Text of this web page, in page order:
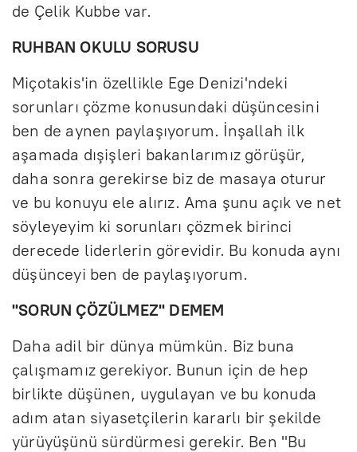
de Çelik Kubbe var.
RUHBAN OKULU SORUSU
Miçotakis'in özellikle Ege Denizi'ndeki
sorunları çözme konusundaki düşüncesini
ben de aynen paylaşıyorum. İnşallah ilk
aşamada dışişleri bakanlarımız görüşür,
daha sonra gerekirse biz de masaya oturur
ve bu konuyu ele alırız. Ama şunu açık ve net
söyleyeyim ki sorunları çözmek birinci
derecede liderlerin görevidir. Bu konuda aynı
düşünceyi ben de paylaşıyorum.
"SORUN ÇÖZÜLMEZ" DEMEM
Daha adil bir dünya mümkün. Biz buna
çalışmamız gerekiyor. Bunun için de hep
birlikte düşünen, uygulayan ve bu konuda
adım atan siyasetçilerin kararlı bir şekilde
yürüyüşünü sürdürmesi gerekir. Ben "Bu